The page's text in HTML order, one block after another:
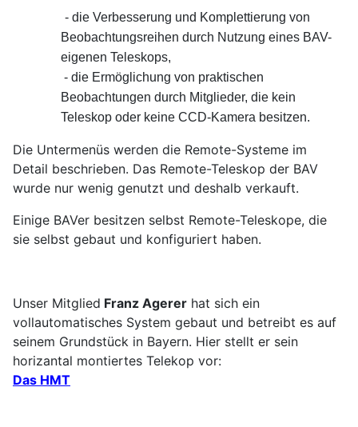
- die Verbesserung und Komplettierung von
Beobachtungsreihen durch Nutzung eines BAV-
eigenen Teleskops,
- die Ermöglichung von praktischen
Beobachtungen durch Mitglieder, die kein
Teleskop oder keine CCD-Kamera besitzen.
Die Untermenüs werden die Remote-Systeme im
Detail beschrieben. Das Remote-Teleskop der BAV
wurde nur wenig genutzt und deshalb verkauft.
Einige BAVer besitzen selbst Remote-Teleskope, die
sie selbst gebaut und konfiguriert haben.
Unser Mitglied Franz Agerer hat sich ein
vollautomatisches System gebaut und betreibt es auf
seinem Grundstück in Bayern. Hier stellt er sein
horizantal montiertes Telekop vor:
Das HMT